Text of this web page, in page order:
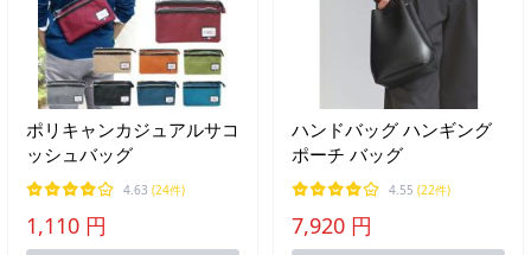
ポリキャンカジュアルサコ
ッシュバッグ
4.63 (24件)
1,110 円
ハンドバッグ ハンギング
ポーチ バッグ
4.55 (22件)
7,920 円